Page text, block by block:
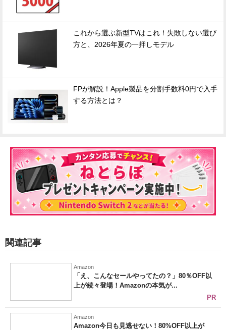
これから選ぶ新型TVはこれ！失敗しない選び
方と、2026年夏の一押しモデル
FPが解説！Apple製品を分割手数料0円で入手
する方法とは？
関連記事
Amazon
「え、こんなセールやってたの？」80％OFF以
上が続々登場！Amazonの本気が...
PR
Amazon
Amazon今日も見逃せない！80%OFF以上が